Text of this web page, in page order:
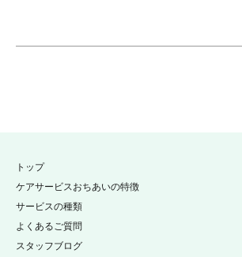
トップ
ケアサービスおちあいの特徴
サービスの種類
よくあるご質問
スタッフブログ